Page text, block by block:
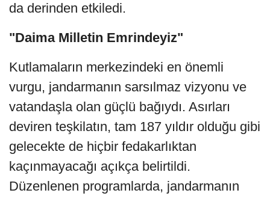
da derinden etkiledi.
"Daima Milletin Emrindeyiz"
Kutlamaların merkezindeki en önemli
vurgu, jandarmanın sarsılmaz vizyonu ve
vatandaşla olan güçlü bağıydı. Asırları
deviren teşkilatın, tam 187 yıldır olduğu gibi
gelecekte de hiçbir fedakarlıktan
kaçınmayacağı açıkça belirtildi.
Düzenlenen programlarda, jandarmanın